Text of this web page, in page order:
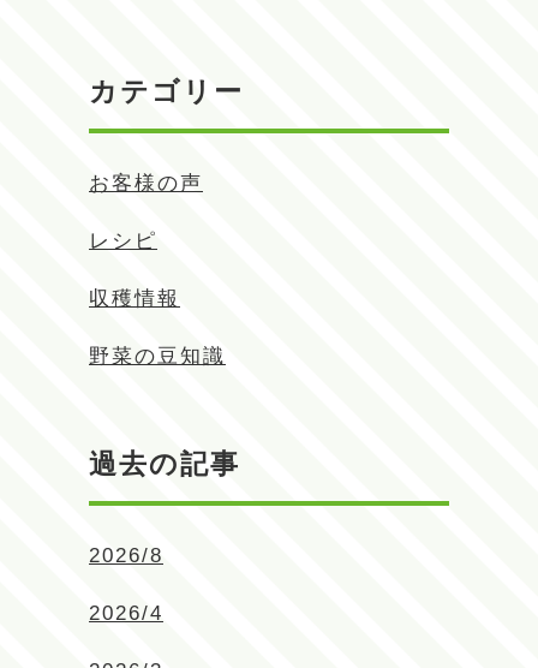
カテゴリー
お客様の声
レシピ
収穫情報
野菜の豆知識
過去の記事
2026/8
2026/4